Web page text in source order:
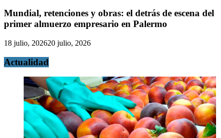
Mundial, retenciones y obras: el detrás de escena del
primer almuerzo empresario en Palermo
18 julio, 202620 julio, 2026
Actualidad